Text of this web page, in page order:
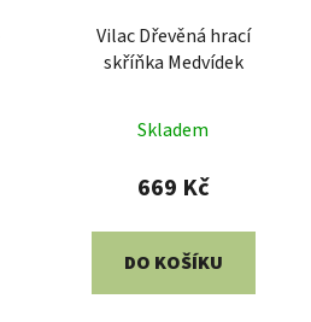
Vilac Dřevěná hrací
skříňka Medvídek
Skladem
669 Kč
DO KOŠÍKU